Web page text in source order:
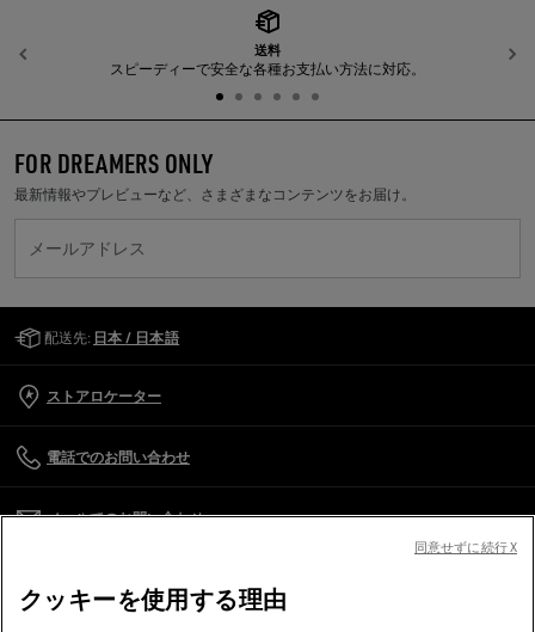
送料
スピーディーで安全な各種お支払い方法に対応。
前へ
FOR DREAMERS ONLY
最新情報やプレビューなど、さまざまなコンテンツをお届け。
メールアドレス
配送先: 日本 / 日本語
ストアロケーター
電話でのお問い合わせ
メールでのお問い合わせ
クッキーを使用する理由
同意せずに続行 X